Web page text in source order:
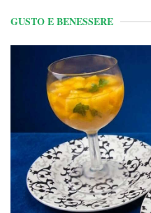
GUSTO E BENESSERE